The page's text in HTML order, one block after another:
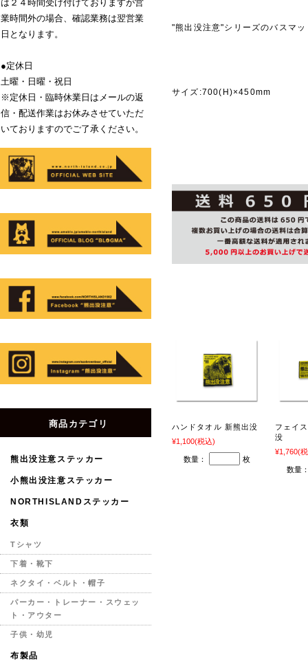
"熊出没注意"シリーズのバスマッ
サイズ:700(H)×450mm
ハンドタオル 新熊出没
¥1,100(税込)
数量： 枚
フェイ
没
¥1,760(
数量
は２４時間受け付けておりますが営
業時間外の場合、確認業務は翌営業
日となります。
●定休日
土曜・日曜・祝日
※定休日・臨時休業日はメールの返
信・配送作業はお休みさせていただ
いておりますのでご了承ください。
商品カテゴリ
熊出没注意ステッカー
小熊出没注意ステッカー
NORTHISLANDステッカー
衣類
Tシャツ
下着・靴下
ネクタイ・ベルト・帽子
パーカー・トレーナー・スウェッ
ト・アウター
子供・幼児
布製品